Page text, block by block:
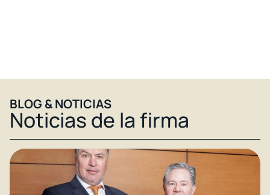
BLOG & NOTICIAS​
Noticias de la firma